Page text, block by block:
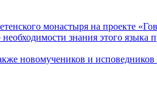
монастыря на проекте
знания этого языка
новомучеников и